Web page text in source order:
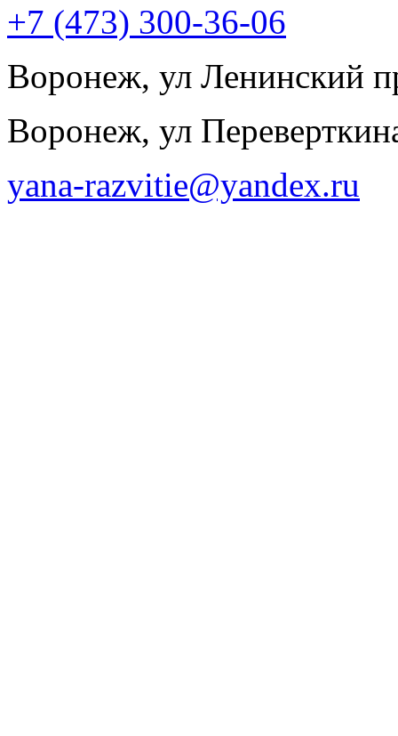
+7 (473) 300-36-06
Воронеж, ул Ленинский
Воронеж, ул
yana-razvitie@yandex.ru